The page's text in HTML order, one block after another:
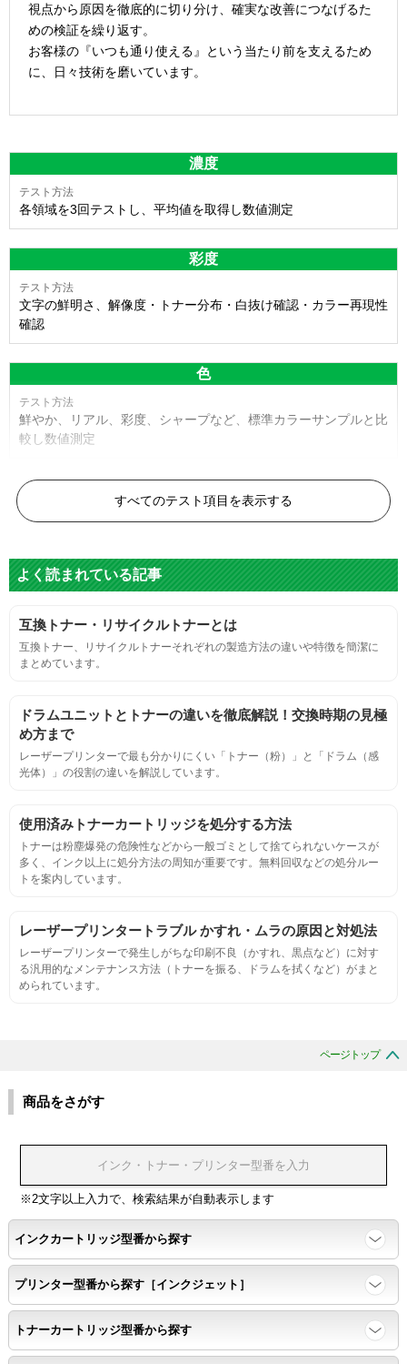
視点から原因を徹底的に切り分け、確実な改善につなげるた
めの検証を繰り返す。
お客様の『いつも通り使える』という当たり前を支えるため
に、日々技術を磨いています。
濃度
各領域を3回テストし、平均値を取得し数値測定
彩度
文字の鮮明さ、解像度・トナー分布・白抜け確認・カラー再現性
確認
色
鮮やか、リアル、彩度、シャープなど、標準カラーサンプルと比
較し数値測定
グレースケール
目視検査にて数値測定
連続印刷時の安定した印刷枚数測定
定着度
摩擦試験機で濃度値を測定
適合性
生涯印刷
印刷耐久性
ページ印刷可能枚数・連続印刷時の安定性・経時変化の影響の確
認
寿命レポート
ページ収量、1,000ページあたりのパウダー消費量、転写率、
SAD値を計測
すべてのテスト項目を表示する
よく読まれている記事
互換トナー・リサイクルトナーとは
互換トナー、リサイクルトナーそれぞれの製造方法の違いや特徴を簡潔に
まとめています。
ドラムユニットとトナーの違いを徹底解説！交換時期の見極
め方まで
レーザープリンターで最も分かりにくい「トナー（粉）」と「ドラム（感
光体）」の役割の違いを解説しています。
使用済みトナーカートリッジを処分する方法
トナーは粉塵爆発の危険性などから一般ゴミとして捨てられないケースが
多く、インク以上に処分方法の周知が重要です。無料回収などの処分ルー
トを案内しています。
レーザープリンタートラブル かすれ・ムラの原因と対処法
レーザープリンターで発生しがちな印刷不良（かすれ、黒点など）に対す
る汎用的なメンテナンス方法（トナーを振る、ドラムを拭くなど）がまと
められています。
ページトップ
商品をさがす
※2文字以上入力で、検索結果が自動表示します
インクカートリッジ型番から探す
プリンター型番から探す［インクジェット］
トナーカートリッジ型番から探す